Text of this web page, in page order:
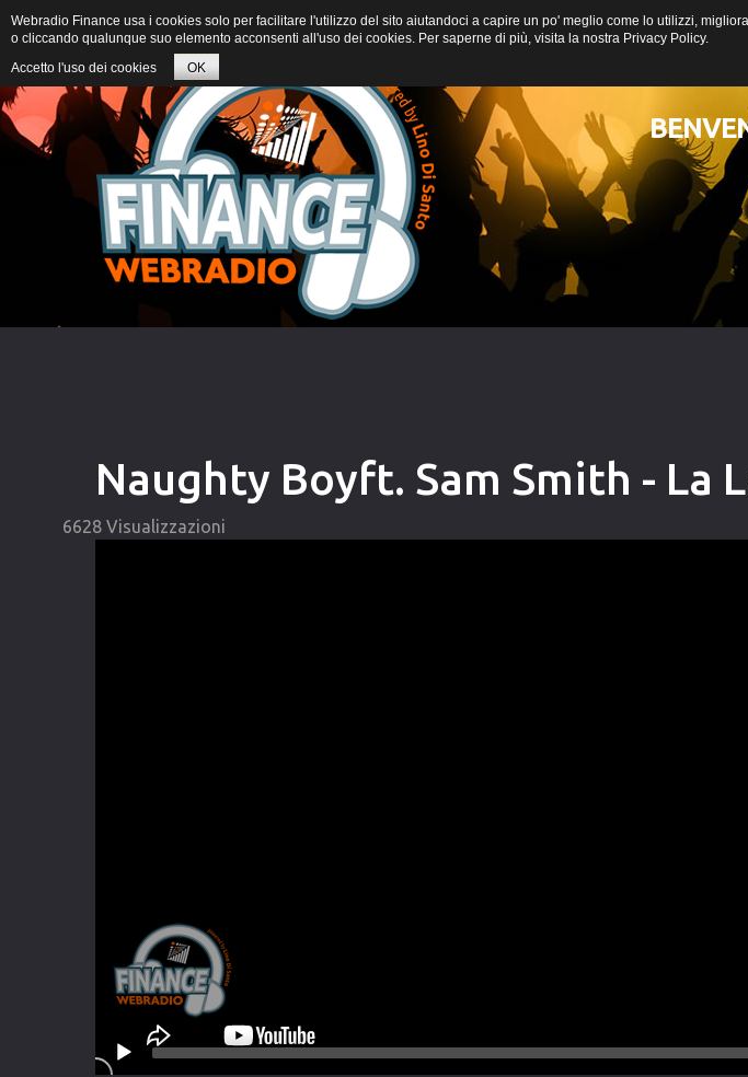
Naughty Boyft. Sam Smith - La
6628 Visualizzazioni
Webradio Finance usa i cookies solo per facilitare l'utilizzo del sito aiutandoci a capire un po' meglio come lo utilizzi,
o cliccando qualunque suo elemento acconsenti all'uso dei cookies. Per saperne di più, visita la nostra Privacy Policy.
Accetto l'uso dei cookies
OK